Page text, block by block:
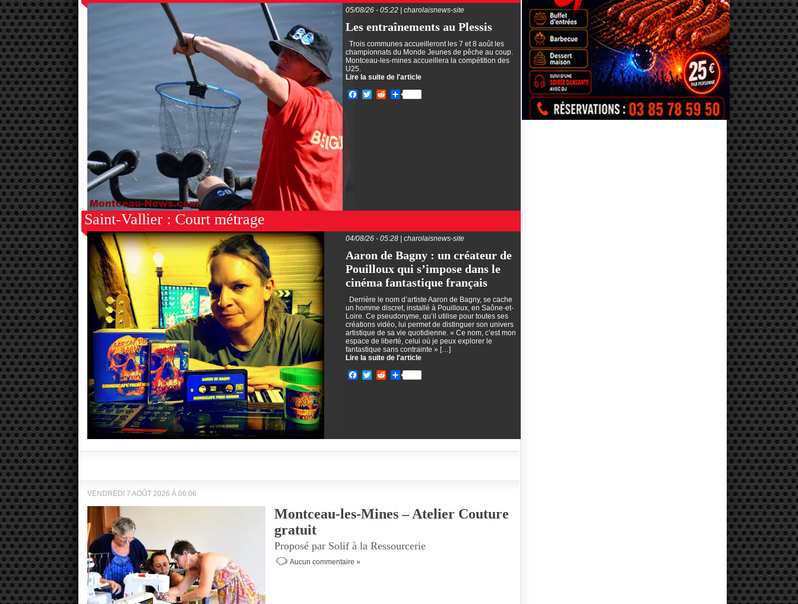
05/08/26 - 05:22 | charolaisnews-site
Les entraînements au Plessis
Trois communes accueilleront les 7 et 8 août les
championnats du Monde Jeunes de pêche au coup.
Montceau-les-mines accueillera la compétition des
U25.
Lire la suite de l'article
Facebook
TwitterRedditPartager
Saint-Vallier : Court métrage
04/08/26 - 05:28 | charolaisnews-site
Aaron de Bagny : un créateur de
Pouilloux qui s’impose dans le
cinéma fantastique français
Derrière le nom d’artiste Aaron de Bagny, se cache
un homme discret, installé à Pouilloux, en Saône-et-
Loire. Ce pseudonyme, qu’il utilise pour toutes ses
créations vidéo, lui permet de distinguer son univers
artistique de sa vie quotidienne. « Ce nom, c’est mon
espace de liberté, celui où je peux explorer le
fantastique sans contrainte » […]
Lire la suite de l'article
Facebook
TwitterRedditPartager
VENDREDI 7 AOÛT 2026 À 06:06
Montceau-les-Mines – Atelier Couture
gratuit
Proposé par Solif à la Ressourcerie
Aucun commentaire »